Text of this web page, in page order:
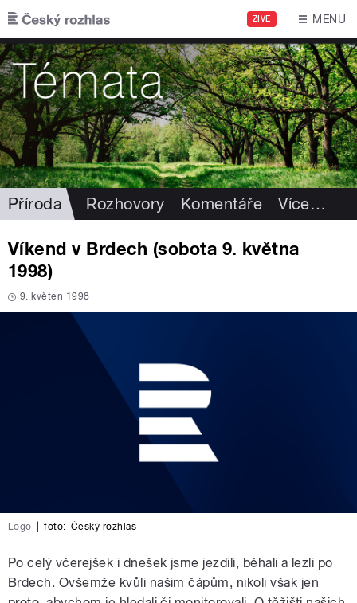
Přejít k hlavnímu obsahu
ŽIVĚ MENU
Příroda Rozhovory Komentáře Více…
Víkend v Brdech (sobota 9. května
1998)
9. květen 1998
Logo foto: Český rozhlas
Po celý včerejšek i dnešek jsme jezdili, běhali a lezli po
Brdech. Ovšemže kvůli našim čápům, nikoli však jen